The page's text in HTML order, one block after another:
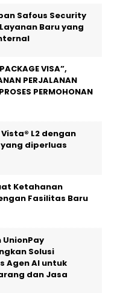
Safous Security
Baru yang
VISA”,
PERJALANAN
PERMOHONAN
L2 dengan
diperluas
Ketahanan
Fasilitas Baru
Solusi
Agen AI untuk
dan Jasa